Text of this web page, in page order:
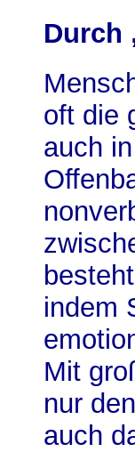
Durch
oft die
auch
indem
Mit
nur
auch